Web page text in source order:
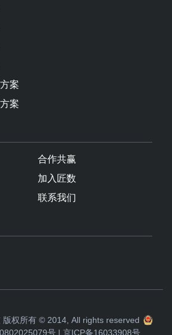
案
案
合作共赢
加入匠数
联系我们
版权所有 © 2014, All rights reserved
号| 京ICP备16033908号